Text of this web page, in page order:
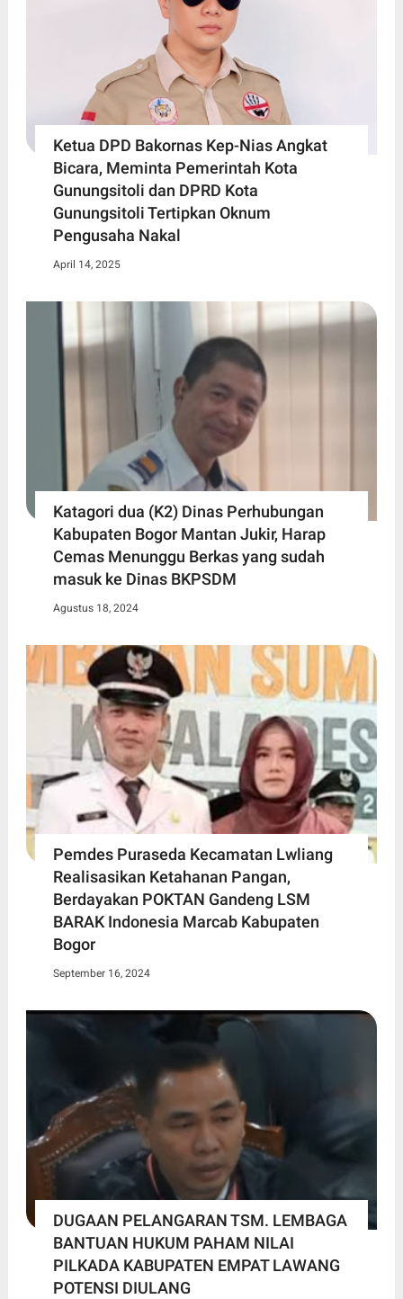
Ketua DPD Bakornas Kep-Nias Angkat
Bicara, Meminta Pemerintah Kota
Gunungsitoli dan DPRD Kota
Gunungsitoli Tertipkan Oknum
Pengusaha Nakal
April 14, 2025
Katagori dua (K2) Dinas Perhubungan
Kabupaten Bogor Mantan Jukir, Harap
Cemas Menunggu Berkas yang sudah
masuk ke Dinas BKPSDM
Agustus 18, 2024
Pemdes Puraseda Kecamatan Lwliang
Realisasikan Ketahanan Pangan,
Berdayakan POKTAN Gandeng LSM
BARAK Indonesia Marcab Kabupaten
Bogor
September 16, 2024
DUGAAN PELANGARAN TSM. LEMBAGA
BANTUAN HUKUM PAHAM NILAI
PILKADA KABUPATEN EMPAT LAWANG
POTENSI DIULANG